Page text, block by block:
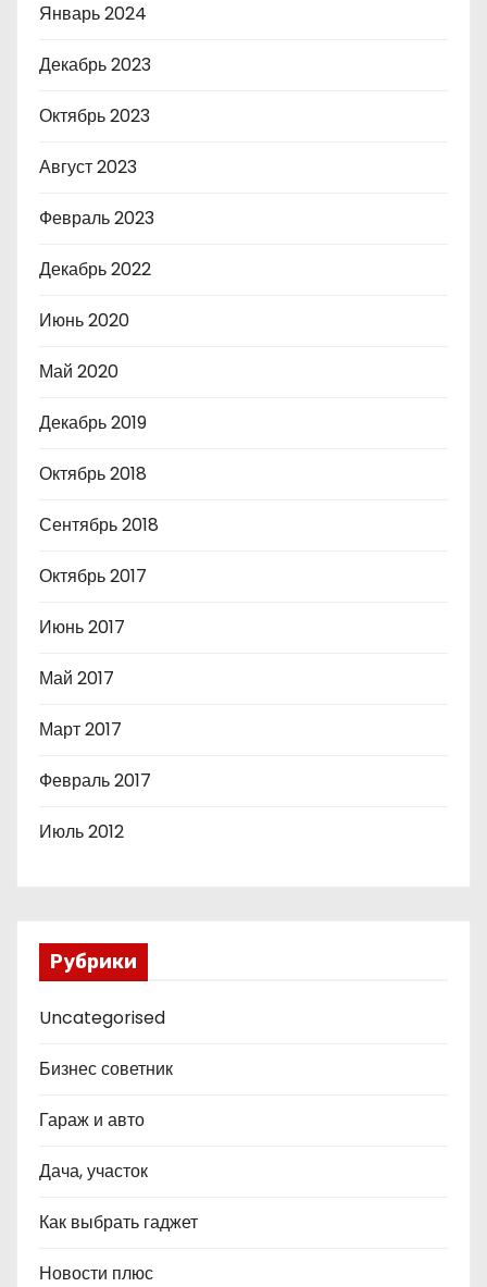
Январь 2024
Декабрь 2023
Октябрь 2023
Август 2023
Февраль 2023
Декабрь 2022
Июнь 2020
Май 2020
Декабрь 2019
Октябрь 2018
Сентябрь 2018
Октябрь 2017
Июнь 2017
Май 2017
Март 2017
Февраль 2017
Июль 2012
Рубрики
Uncategorised
Бизнес советник
Гараж и авто
Дача, участок
Как выбрать гаджет
Новости плюс